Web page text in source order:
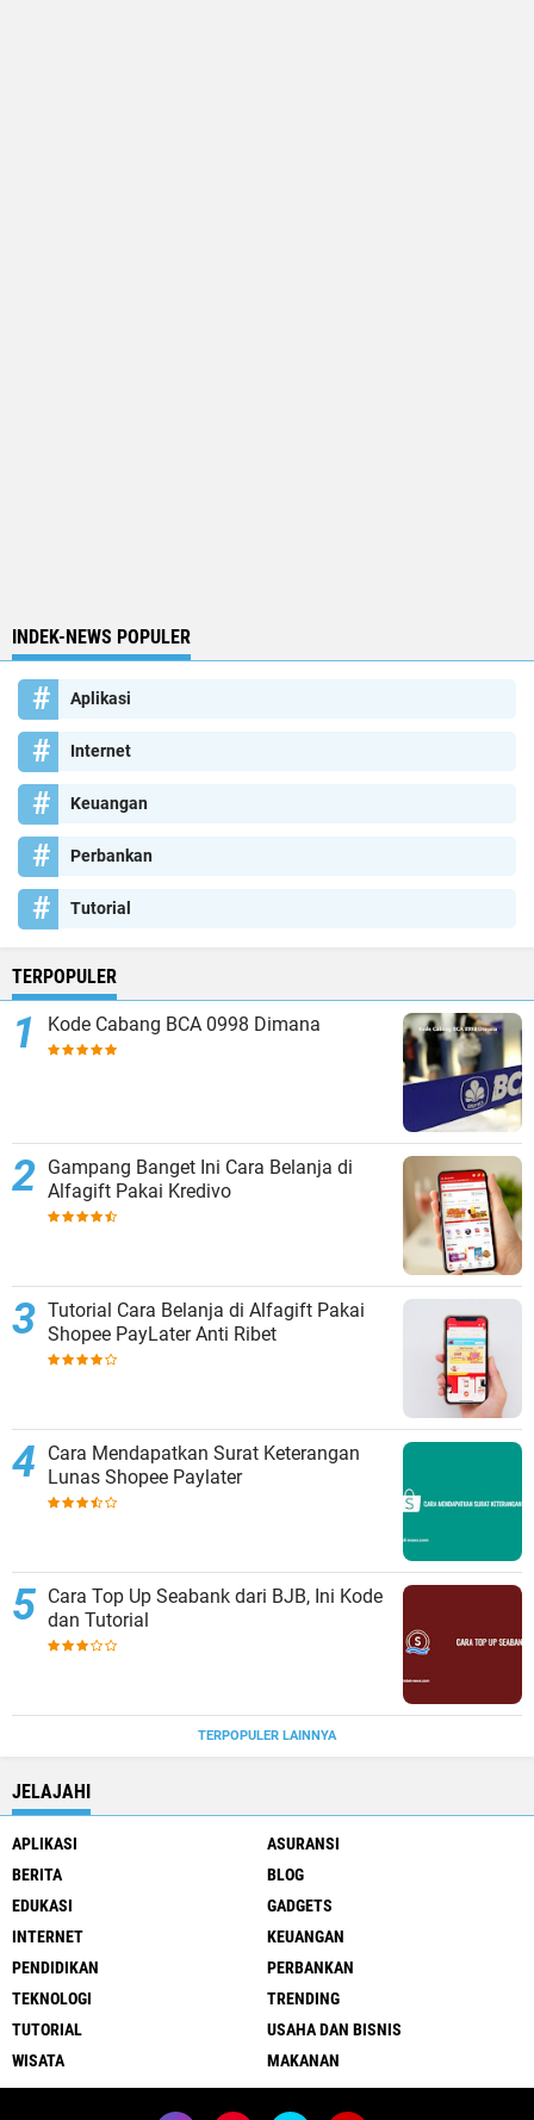
INDEK-NEWS POPULER
Aplikasi
Internet
Keuangan
Perbankan
Tutorial
TERPOPULER
Kode Cabang BCA 0998 Dimana
Gampang Banget Ini Cara Belanja di
Alfagift Pakai Kredivo
Tutorial Cara Belanja di Alfagift Pakai
Shopee PayLater Anti Ribet
Cara Mendapatkan Surat Keterangan
Lunas Shopee Paylater
Cara Top Up Seabank dari BJB, Ini Kode
dan Tutorial
TERPOPULER LAINNYA
JELAJAHI
APLIKASI
ASURANSI
BERITA
BLOG
EDUKASI
GADGETS
INTERNET
KEUANGAN
PENDIDIKAN
PERBANKAN
TEKNOLOGI
TRENDING
TUTORIAL
USAHA DAN BISNIS
WISATA
MAKANAN